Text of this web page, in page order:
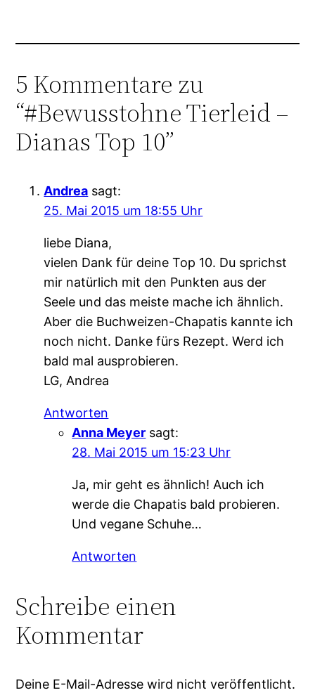
5 Kommentare zu
“#Bewusstohne Tierleid –
Dianas Top 10”
Andrea sagt:
25. Mai 2015 um 18:55 Uhr
liebe Diana,
vielen Dank für deine Top 10. Du sprichst
mir natürlich mit den Punkten aus der
Seele und das meiste mache ich ähnlich.
Aber die Buchweizen-Chapatis kannte ich
noch nicht. Danke fürs Rezept. Werd ich
bald mal ausprobieren.
LG, Andrea
Antworten
Anna Meyer sagt:
28. Mai 2015 um 15:23 Uhr
Ja, mir geht es ähnlich! Auch ich
werde die Chapatis bald probieren.
Und vegane Schuhe…
Antworten
Schreibe einen
Kommentar
Deine E-Mail-Adresse wird nicht veröffentlicht.